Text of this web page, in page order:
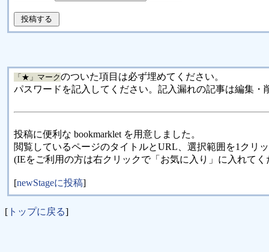
「★」マークのついた項目は必ず埋めてください。
パスワードを記入してください。記入漏れの記事は編集・
投稿に便利な bookmarklet を用意しました。
閲覧しているページのタイトルとURL、選択範囲を1クリ
(IEをご利用の方は右クリックで「お気に入り」に入れてく
[newStageに投稿]
[ トップに戻る]